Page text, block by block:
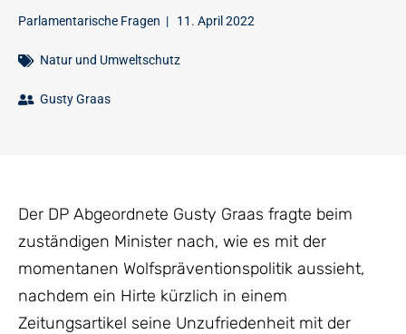
Parlamentarische Fragen | 11. April 2022
Natur und Umweltschutz
Gusty Graas
Der DP Abgeordnete Gusty Graas fragte beim
zuständigen Minister nach, wie es mit der
momentanen Wolfspräventionspolitik aussieht,
nachdem ein Hirte kürzlich in einem
Zeitungsartikel seine Unzufriedenheit mit der